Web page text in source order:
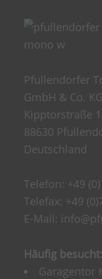
Pfullendorfer
GmbH & Co. KG
Kipptorstraße
88630
Deutschland
Telefon: +49
Telefax: +49
E-Mail:
Häufig besucht:
Garagentor